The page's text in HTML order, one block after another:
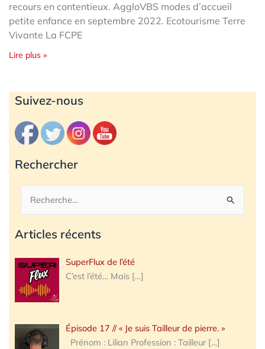
recours en contentieux. AggloVBS modes d’accueil
petite enfance en septembre 2022. Ecotourisme Terre
Vivante La FCPE
Lire plus »
Suivez-nous
Rechercher
Rechercher :
Articles récents
SuperFlux de l’été
C’est l’été… Mais […]
Épisode 17 // « Je suis Tailleur de pierre. »
Prénom : Lilian Profession : Tailleur […]
Archives